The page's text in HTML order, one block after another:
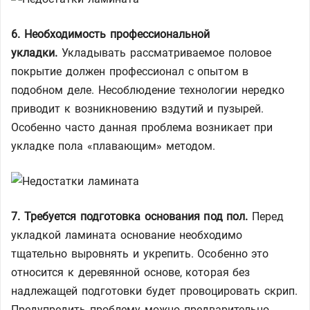
6. Необходимость профессиональной
укладки. Укладывать рассматриваемое половое
покрытие должен профессионал с опытом в
подобном деле. Несоблюдение технологии нередко
приводит к возникновению вздутий и пузырей.
Особенно часто данная проблема возникает при
укладке пола «плавающим» методом.
7. Требуется подготовка основания под пол. Перед
укладкой ламината основание необходимо
тщательно выровнять и укрепить. Особенно это
относится к деревянной основе, которая без
надлежащей подготовки будет провоцировать скрип.